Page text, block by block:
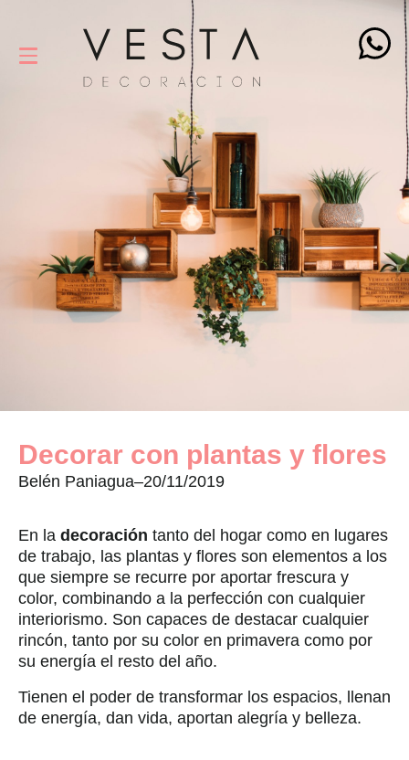
Decorar con plantas y flores
Belén Paniagua–20/11/2019
En la decoración tanto del hogar como en lugares
de trabajo, las plantas y flores son elementos a los
que siempre se recurre por aportar frescura y
color, combinando a la perfección con cualquier
interiorismo. Son capaces de destacar cualquier
rincón, tanto por su color en primavera como por
su energía el resto del año.
Tienen el poder de transformar los espacios, llenan
de energía, dan vida, aportan alegría y belleza.